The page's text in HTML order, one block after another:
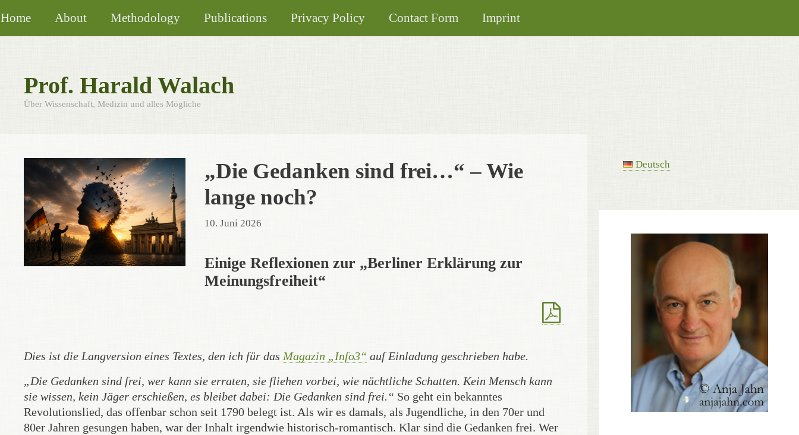
to
content
Home About Methodology Publications Privacy Policy Contact Form Imprint
Prof. Harald Walach
Über Wissenschaft, Medizin und alles Mögliche
„Die Gedanken sind frei…“ – Wie
lange noch?
10. Juni 2026
Einige Reflexionen zur „Berliner Erklärung zur
Meinungsfreiheit“
Dies ist die Langversion eines Textes, den ich für das Magazin „Info3“ auf Einladung geschrieben habe.
„Die Gedanken sind frei, wer kann sie erraten, sie fliehen vorbei, wie nächtliche Schatten. Kein Mensch kann
sie wissen, kein Jäger erschießen, es bleibet dabei: Die Gedanken sind frei.“ So geht ein bekanntes
Revolutionslied, das offenbar schon seit 1790 belegt ist. Als wir es damals, als Jugendliche, in den 70er und
80er Jahren gesungen haben, war der Inhalt irgendwie historisch-romantisch. Klar sind die Gedanken frei. Wer
Deutsch